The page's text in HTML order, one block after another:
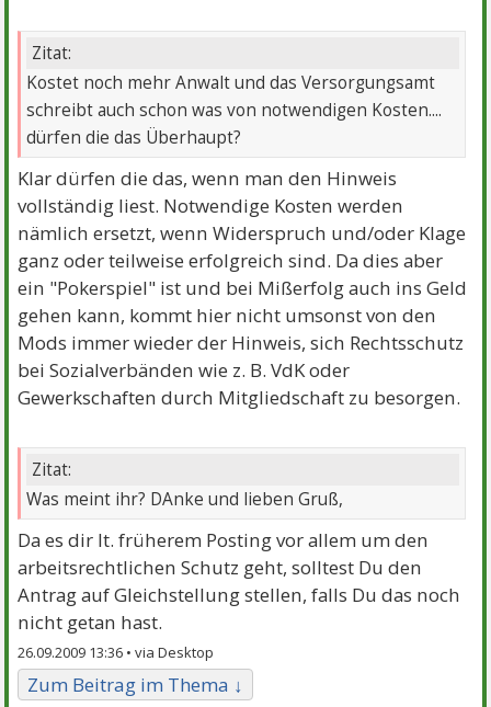
Zitat:
Kostet noch mehr Anwalt und das Versorgungsamt
schreibt auch schon was von notwendigen Kosten....
dürfen die das Überhaupt?
Klar dürfen die das, wenn man den Hinweis
vollständig liest. Notwendige Kosten werden
nämlich ersetzt, wenn Widerspruch und/oder Klage
ganz oder teilweise erfolgreich sind. Da dies aber
ein "Pokerspiel" ist und bei Mißerfolg auch ins Geld
gehen kann, kommt hier nicht umsonst von den
Mods immer wieder der Hinweis, sich Rechtsschutz
bei Sozialverbänden wie z. B. VdK oder
Gewerkschaften durch Mitgliedschaft zu besorgen.
Zitat:
Was meint ihr? DAnke und lieben Gruß,
Da es dir lt. früherem Posting vor allem um den
arbeitsrechtlichen Schutz geht, solltest Du den
Antrag auf Gleichstellung stellen, falls Du das noch
nicht getan hast.
26.09.2009 13:36 •
Zum Beitrag im Thema ↓